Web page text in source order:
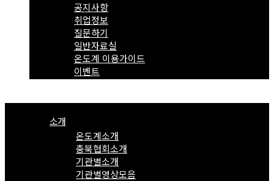
공지사항
취업정보
질문하기
일반자료실
온도계 이용가이드
이벤트
소개
온도계소개
충북협회소개
기관별소개
기관별영상모음